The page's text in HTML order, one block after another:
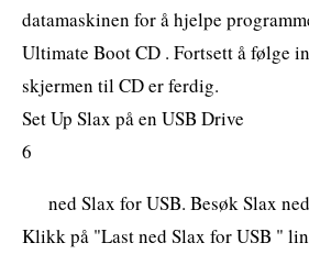
datamaskinen for å hjelpe
Ultimate Boot CD . Fortsett å følge
skjermen til CD er ferdig.
Set Up Slax på en USB Drive
6
ned Slax for USB. Besøk Slax
Klikk på "Last ned Slax for USB "